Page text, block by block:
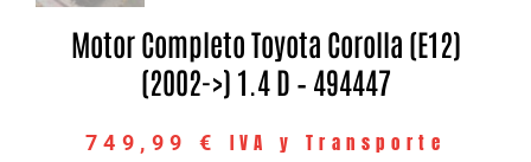
Motor Completo Toyota Corolla (E12)
(2002->) 1.4 D – 494447
749,99 €
IVA y Transporte